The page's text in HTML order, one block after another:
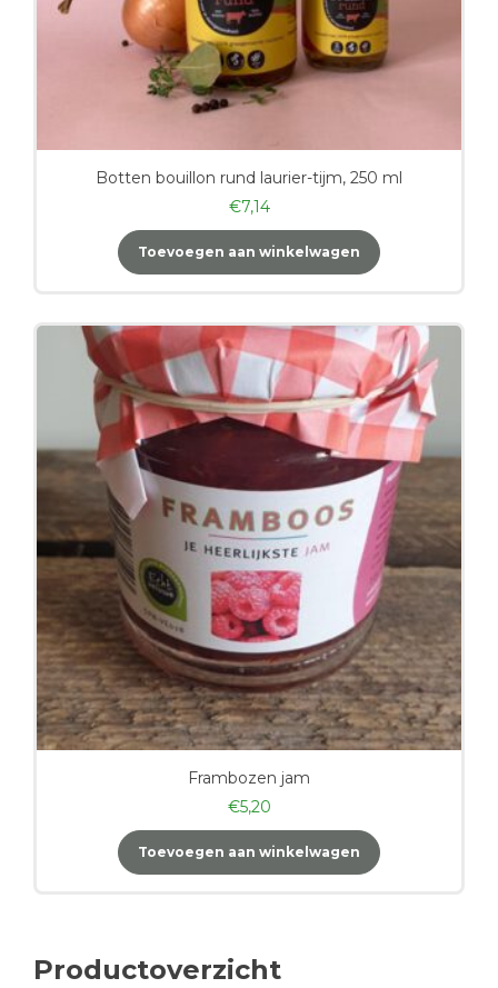
Botten bouillon rund laurier-tijm, 250 ml
€7,14
Toevoegen aan winkelwagen
Frambozen jam
€5,20
Toevoegen aan winkelwagen
Productoverzicht